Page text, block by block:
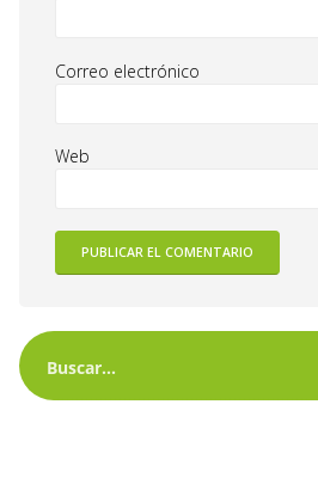
Correo electrónico
Web